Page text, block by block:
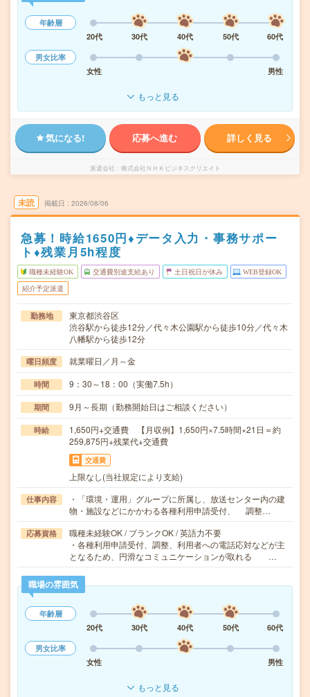
年齢層
20代
30代 40代 50代
60代
男女比率
女性
男性
もっと見る
気になる! 応募へ進む 詳しく見る
派遣会社 株式会社ＮＨＫビジネスクリエイト
未読 掲載日 2026/08/06
急募！時給1650円♦データ入力・事務サポー
ト♦残業月5h程度
職種未経験OK 交通費別途支給あり 土日祝日が休み WEB登録OK
紹介予定派遣
勤務地
東京都渋谷区
渋谷駅から徒歩12分／代々木公園駅から徒歩10分／代々木
八幡駅から徒歩12分
曜日頻度 就業曜日／月～金
時間 9：30～18：00（実働7.5h）
期間 9月～長期（勤務開始日はご相談ください）
時給
1,650円+交通費 【月収例】1,650円×7.5時間×21日＝約
259,875円+残業代+交通費
交通費
上限なし(当社規定により支給)
仕事内容
・「環境・運用」グループに所属し、放送センター内の建
物・施設などにかかわる各種利用申請受付、 調整…
応募資格
職種未経験OK / ブランクOK / 英語力不要
・各種利用申請受付、調整、利用者への電話応対などが主
となるため、円滑なコミュニケーションが取れる …
職場の雰囲気
年齢層
20代
30代 40代 50代
60代
男女比率
女性
男性
もっと見る